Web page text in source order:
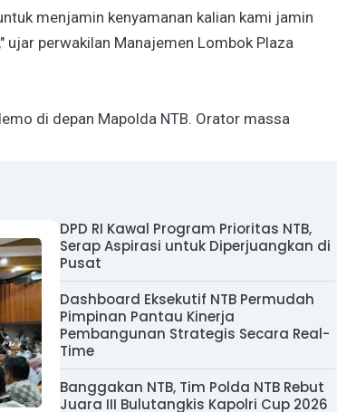
menjamin kenyamanan kalian kami jamin
perwakilan Manajemen Lombok Plaza
di depan Mapolda NTB. Orator massa
DPD RI Kawal Program Prioritas NTB,
Serap Aspirasi untuk Diperjuangkan di
Pusat
Dashboard Eksekutif NTB Permudah
Pimpinan Pantau Kinerja
Pembangunan Strategis Secara Real-
Time
Banggakan NTB, Tim Polda NTB Rebut
Juara III Bulutangkis Kapolri Cup 2026